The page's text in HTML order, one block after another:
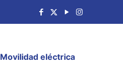
Movilidad eléctrica